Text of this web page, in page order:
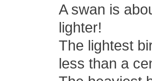
A swan is
lighter!
The lightest
less than a